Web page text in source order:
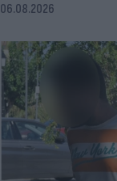
06.08.2026